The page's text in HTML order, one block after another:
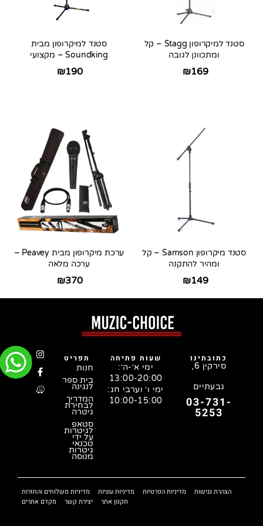
סטנד למיקרופון Stagg – קל
ומתכוונן לגובה
₪169
סטנד למיקרופון מבית
Soundking – מקצועי
₪190
סטנד מיקרופון Samson – קל
ומהיר להתקנה
₪149
ערכת מיקרופון מבית Peavey –
ערכה מלאה
₪370
כתובתינו
סירקין 6,
גבעתיים
03-731-
5253
שעות פתיחה
ימי א׳-ה׳:
13:00-20:00
ימי ו׳ וערבי חג:
10:00-15:00
תפריט
חנות
בית ספר
לנגינה
המדריך
לבחירת
גיטרה
סטאפ
לגיטרות
על ידי
טכנאי
גיטרות
מנוסה
הצהרת נגישות מדיניות הפרטיות מדיניות עוגיות
מדיניות משלוחים והחזרות
תקנון אתר
יצירת קשר מקדם אתרים